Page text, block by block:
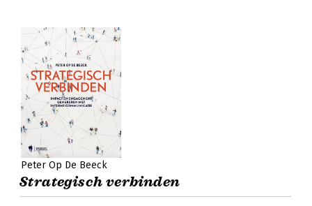
Peter Op De Beeck
Strategisch verbinden